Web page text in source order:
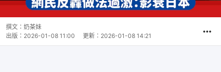
撰文： 奶茶妹
出版： 2026-01-08 11:00 更新： 2026-01-08 14:21